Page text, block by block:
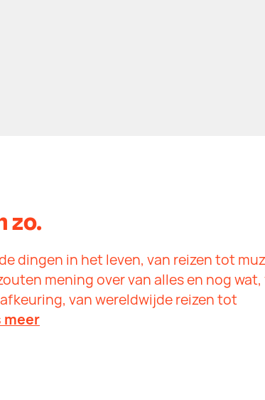
zo.
dingen in het leven, van reizen tot
mening over van alles en nog wat,
van wereldwijde reizen tot
meer